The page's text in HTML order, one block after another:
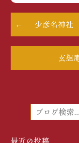
少彦名神社
玄想
最近の投稿